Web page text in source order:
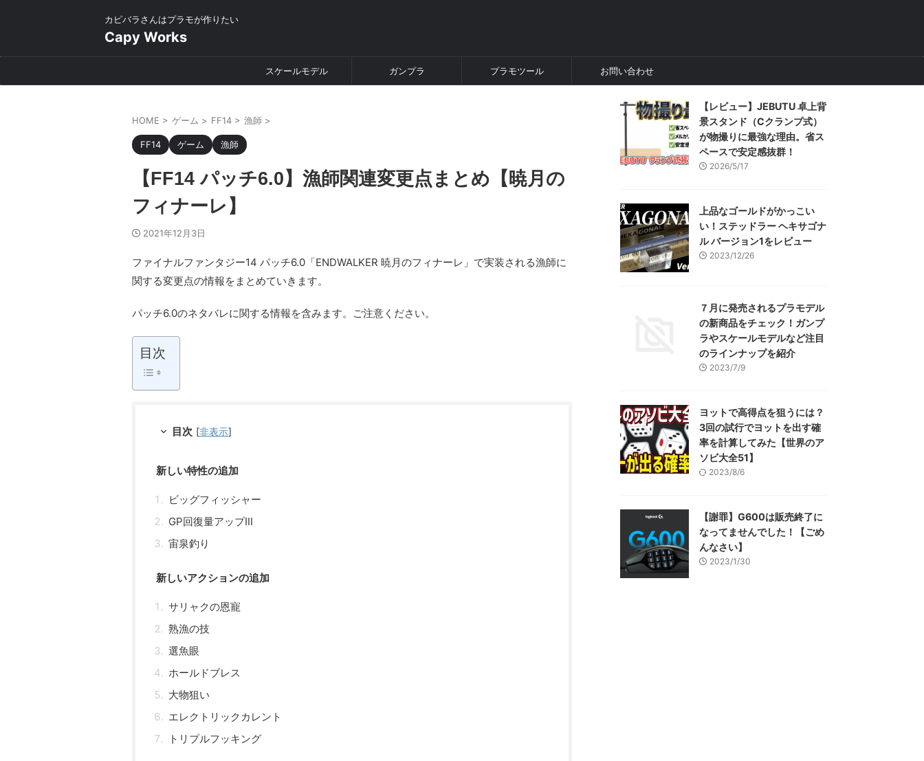
カピバラさんはプラモが作りたい
Capy Works
スケールモデル ガンプラ プラモツール お問い合わせ
HOME > ゲーム > FF14 > 漁師 >
FF14 ゲーム 漁師
【FF14 パッチ6.0】漁師関連変更点まとめ【暁月の
フィナーレ】
2021年12月3日
ファイナルファンタジー14 パッチ6.0「ENDWALKER 暁月のフィナーレ」で実装される漁師に
関する変更点の情報をまとめていきます。
パッチ6.0のネタバレに関する情報を含みます。ご注意ください。
目次
目次 [非表示]
新しい特性の追加
ビッグフィッシャー
GP回復量アップIII
宙泉釣り
新しいアクションの追加
サリャクの恩寵
熟漁の技
選魚眼
ホールドブレス
大物狙い
エレクトリックカレント
トリプルフッキング
【レビュー】JEBUTU 卓上背
景スタンド（Cクランプ式）
が物撮りに最強な理由。省ス
ペースで安定感抜群！
2026/5/17
上品なゴールドがかっこい
い！ステッドラー ヘキサゴナ
ル バージョン1をレビュー
2023/12/26
７月に発売されるプラモデル
の新商品をチェック！ガンプ
ラやスケールモデルなど注目
のラインナップを紹介
2023/7/9
ヨットで高得点を狙うには？
3回の試行でヨットを出す確
率を計算してみた【世界のア
ソビ大全51】
2023/8/6
【謝罪】G600は販売終了に
なってませんでした！【ごめ
んなさい】
2023/1/30